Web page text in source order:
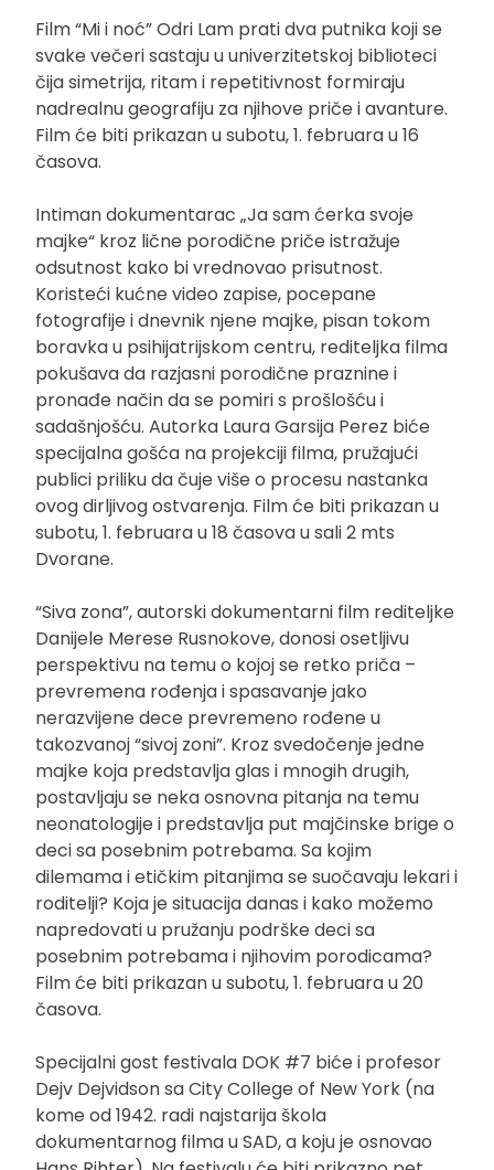
Film “Mi i noć” Odri Lam prati dva putnika koji se
svake večeri sastaju u univerzitetskoj biblioteci
čija simetrija, ritam i repetitivnost formiraju
nadrealnu geografiju za njihove priče i avanture.
Film će biti prikazan u subotu, 1. februara u 16
časova.
Intiman dokumentarac „Ja sam ćerka svoje
majke“ kroz lične porodične priče istražuje
odsutnost kako bi vrednovao prisutnost.
Koristeći kućne video zapise, pocepane
fotografije i dnevnik njene majke, pisan tokom
boravka u psihijatrijskom centru, rediteljka filma
pokušava da razjasni porodične praznine i
pronađe način da se pomiri s prošlošću i
sadašnjošću. Autorka Laura Garsija Perez biće
specijalna gošća na projekciji filma, pružajući
publici priliku da čuje više o procesu nastanka
ovog dirljivog ostvarenja. Film će biti prikazan u
subotu, 1. februara u 18 časova u sali 2 mts
Dvorane.
“Siva zona”, autorski dokumentarni film rediteljke
Danijele Merese Rusnokove, donosi osetljivu
perspektivu na temu o kojoj se retko priča –
prevremena rođenja i spasavanje jako
nerazvijene dece prevremeno rođene u
takozvanoj “sivoj zoni”. Kroz svedočenje jedne
majke koja predstavlja glas i mnogih drugih,
postavljaju se neka osnovna pitanja na temu
neonatologije i predstavlja put majčinske brige o
deci sa posebnim potrebama. Sa kojim
dilemama i etičkim pitanjima se suočavaju lekari i
roditelji? Koja je situacija danas i kako možemo
napredovati u pružanju podrške deci sa
posebnim potrebama i njihovim porodicama?
Film će biti prikazan u subotu, 1. februara u 20
časova.
Specijalni gost festivala DOK #7 biće i profesor
Dejv Dejvidson sa City College of New York (na
kome od 1942. radi najstarija škola
dokumentarnog filma u SAD, a koju je osnovao